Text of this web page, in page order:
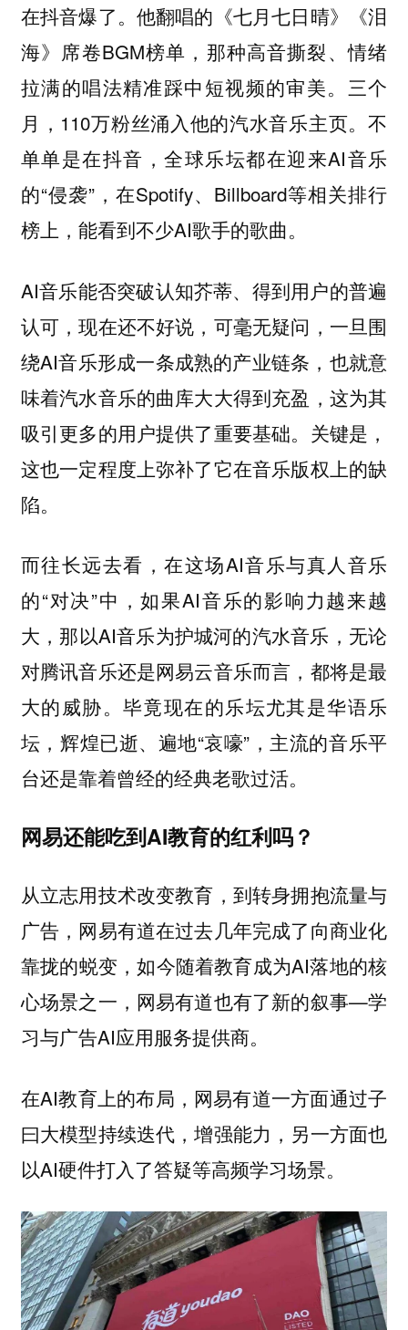
在抖音爆了。他翻唱的《七月七日晴》《泪
海》席卷BGM榜单，那种高音撕裂、情绪
拉满的唱法精准踩中短视频的审美。三个
月，110万粉丝涌入他的汽水音乐主页。不
单单是在抖音，全球乐坛都在迎来AI音乐
的“侵袭”，在Spotify、Billboard等相关排行
榜上，能看到不少AI歌手的歌曲。
AI音乐能否突破认知芥蒂、得到用户的普遍
认可，现在还不好说，可毫无疑问，一旦围
绕AI音乐形成一条成熟的产业链条，也就意
味着汽水音乐的曲库大大得到充盈，这为其
吸引更多的用户提供了重要基础。关键是，
这也一定程度上弥补了它在音乐版权上的缺
陷。
而往长远去看，在这场AI音乐与真人音乐
的“对决”中，如果AI音乐的影响力越来越
大，那以AI音乐为护城河的汽水音乐，无论
对腾讯音乐还是网易云音乐而言，都将是最
大的威胁。毕竟现在的乐坛尤其是华语乐
坛，辉煌已逝、遍地“哀嚎”，主流的音乐平
台还是靠着曾经的经典老歌过活。
网易还能吃到AI教育的红利吗？
从立志用技术改变教育，到转身拥抱流量与
广告，网易有道在过去几年完成了向商业化
靠拢的蜕变，如今随着教育成为AI落地的核
心场景之一，网易有道也有了新的叙事—学
习与广告AI应用服务提供商。
在AI教育上的布局，网易有道一方面通过子
曰大模型持续迭代，增强能力，另一方面也
以AI硬件打入了答疑等高频学习场景。